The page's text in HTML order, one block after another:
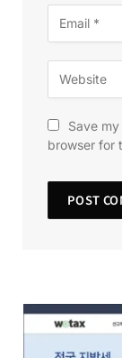
Save
browser for